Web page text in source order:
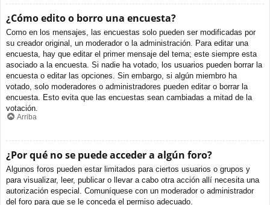
¿Cómo edito o borro una encuesta?
Como en los mensajes, las encuestas solo pueden ser modificadas por
su creador original, un moderador o la administración. Para editar una
encuesta, hay que editar el primer mensaje del tema; este siempre esta
asociado a la encuesta. Si nadie ha votado, los usuarios pueden borrar la
encuesta o editar las opciones. Sin embargo, si algún miembro ha
votado, solo moderadores o administradores pueden editar o borrar la
encuesta. Esto evita que las encuestas sean cambiadas a mitad de la
votación.
Arriba
¿Por qué no se puede acceder a algún foro?
Algunos foros pueden estar limitados para ciertos usuarios o grupos y
para visualizar, leer, publicar o llevar a cabo otra acción allí necesita una
autorización especial. Comuníquese con un moderador o administrador
del foro para que se le conceda el permiso adecuado.